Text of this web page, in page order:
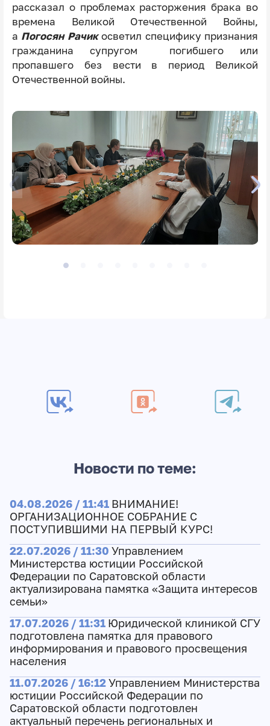
рассказал о проблемах расторжения брака во
времена Великой Отечественной Войны,
а Погосян Рачикосветил специфику признания
гражданина супругом погибшего или
пропавшего без вести в период Великой
Отечественной войны.
Новости по теме:
04.08.2026 / 11:41 ВНИМАНИЕ!
ОРГАНИЗАЦИОННОЕ СОБРАНИЕ С
ПОСТУПИВШИМИ НА ПЕРВЫЙ КУРС!
22.07.2026 / 11:30 Управлением
Министерства юстиции Российской
Федерации по Саратовской области
актуализирована памятка «Защита интересов
семьи»
17.07.2026 / 11:31 Юридической клиникой СГУ
подготовлена памятка для правового
информирования и правового просвещения
населения
11.07.2026 / 16:12Управлением Министерства
юстиции Российской Федерации по
Саратовской области подготовлен
актуальный перечень региональных и